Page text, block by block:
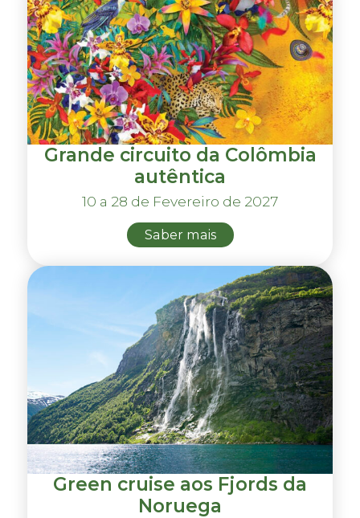
Grande circuito da Colômbia
autêntica
10 a 28 de Fevereiro de 2027
Saber mais
Green cruise aos Fjords da
Noruega